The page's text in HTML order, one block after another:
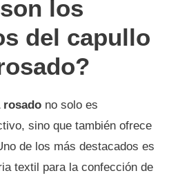
los
del capullo
rosado no solo es
sino que también ofrece
de los más destacados es
textil para la confección de